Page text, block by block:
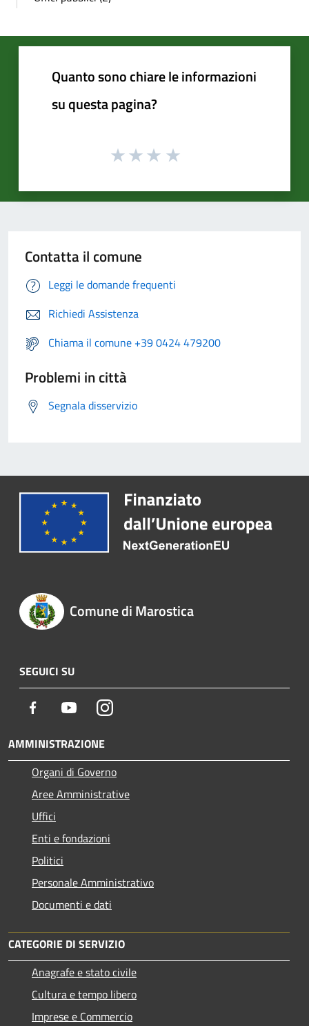
Quanto sono chiare le informazioni
su questa pagina?
Contatta il comune
Leggi le domande frequenti
Richiedi Assistenza
Chiama il comune +39 0424 479200
Problemi in città
Segnala disservizio
Comune di Marostica
SEGUICI SU
Facebook YoutubeInstagram
AMMINISTRAZIONE
Organi di Governo
Aree Amministrative
Uffici
Enti e fondazioni
Politici
Personale Amministrativo
Documenti e dati
CATEGORIE DI SERVIZIO
Anagrafe e stato civile
Cultura e tempo libero
Imprese e Commercio